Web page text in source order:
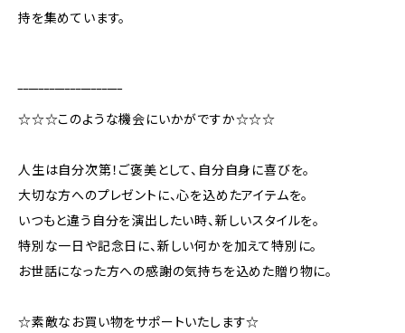
持を集めています。
‾‾‾‾‾‾‾‾‾‾‾‾‾‾‾‾‾‾‾‾
☆☆☆このような機会にいかがですか☆☆☆
人生は自分次第！ご褒美として、自分自身に喜びを。
大切な方へのプレゼントに、心を込めたアイテムを。
いつもと違う自分を演出したい時、新しいスタイルを。
特別な一日や記念日に、新しい何かを加えて特別に。
お世話になった方への感謝の気持ちを込めた贈り物に。
☆素敵なお買い物をサポートいたします☆